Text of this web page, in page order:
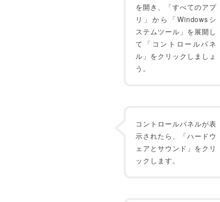
を開き、「すべてのアプ
リ」から「Windowsシ
ステムツール」を展開し
て「コントロールパネ
ル」をクリックしましょ
う。
コントロールパネルが表
示されたら、「ハードウ
ェアとサウンド」をクリ
ックします。